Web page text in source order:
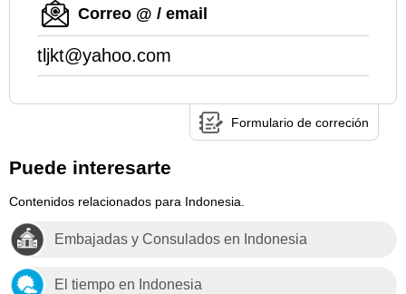
Correo @ / email
tljkt@yahoo.com
Formulario de correción
Puede interesarte
Contenidos relacionados para Indonesia.
Embajadas y Consulados en Indonesia
El tiempo en Indonesia